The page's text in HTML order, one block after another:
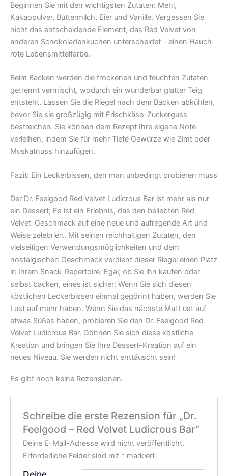
Beginnen Sie mit den wichtigsten Zutaten: Mehl,
Kakaopulver, Buttermilch, Eier und Vanille. Vergessen Sie
nicht das entscheidende Element, das Red Velvet von
anderen Schokoladenkuchen unterscheidet – einen Hauch
rote Lebensmittelfarbe.
Beim Backen werden die trockenen und feuchten Zutaten
getrennt vermischt, wodurch ein wunderbar glatter Teig
entsteht. Lassen Sie die Riegel nach dem Backen abkühlen,
bevor Sie sie großzügig mit Frischkäse-Zuckerguss
bestreichen. Sie können dem Rezept Ihre eigene Note
verleihen, indem Sie für mehr Tiefe Gewürze wie Zimt oder
Muskatnuss hinzufügen.
Fazit: Ein Leckerbissen, den man unbedingt probieren muss
Der Dr. Feelgood Red Velvet Ludicrous Bar ist mehr als nur
ein Dessert; Es ist ein Erlebnis, das den beliebten Red
Velvet-Geschmack auf eine neue und aufregende Art und
Weise zelebriert. Mit seinen reichhaltigen Zutaten, den
vielseitigen Verwendungsmöglichkeiten und dem
nostalgischen Geschmack verdient dieser Riegel einen Platz
in Ihrem Snack-Repertoire. Egal, ob Sie ihn kaufen oder
selbst backen, eines ist sicher: Wenn Sie sich diesen
köstlichen Leckerbissen einmal gegönnt haben, werden Sie
Lust auf mehr haben. Wenn Sie das nächste Mal Lust auf
etwas Süßes haben, probieren Sie den Dr. Feelgood Red
Velvet Ludicrous Bar. Gönnen Sie sich diese köstliche
Kreation und bringen Sie Ihre Dessert-Kreation auf ein
neues Niveau. Sie werden nicht enttäuscht sein!
Es gibt noch keine Rezensionen.
Schreibe die erste Rezension für „Dr.
Feelgood – Red Velvet Ludicrous Bar“
Deine E-Mail-Adresse wird nicht veröffentlicht.
Erforderliche Felder sind mit * markiert